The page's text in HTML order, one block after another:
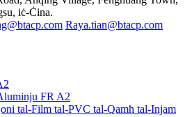
iċ-Ċina.
Raya.tian@btacp.com
FR A2
tal-Film tal-PVC tal-Qamħ tal-Injam